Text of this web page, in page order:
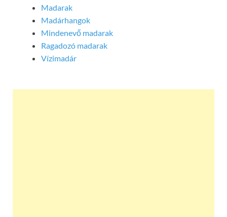
Madarak
Madárhangok
Mindenevő madarak
Ragadozó madarak
Vízimadár